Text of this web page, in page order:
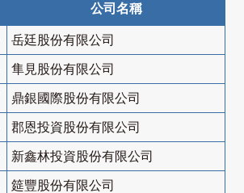
公司名稱
岳廷股份有限公司
隼見股份有限公司
鼎銀國際股份有限公司
郡恩投資股份有限公司
新鑫林投資股份有限公司
筵豐股份有限公司